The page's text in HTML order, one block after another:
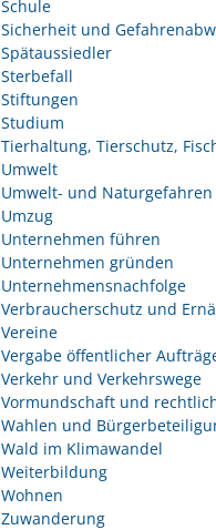
Schule
Sicherheit und
Spätaussiedler
Sterbefall
Stiftungen
Studium
Tierhaltung, Tierschutz,
Umwelt
Umwelt- und Naturgefahren
Umzug
Unternehmen führen
Unternehmen gründen
Unternehmensnachfolge
Verbraucherschutz und
Vereine
Vergabe öffentlicher
Verkehr und Verkehrswege
Vormundschaft und
Wahlen und
Wald im Klimawandel
Weiterbildung
Wohnen
Zuwanderung